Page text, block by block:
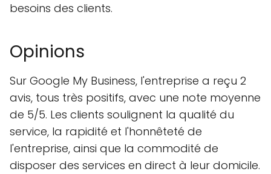
besoins des clients.
Opinions
Sur Google My Business, l'entreprise a reçu 2
avis, tous très positifs, avec une note moyenne
de 5/5. Les clients soulignent la qualité du
service, la rapidité et l'honnêteté de
l'entreprise, ainsi que la commodité de
disposer des services en direct à leur domicile.